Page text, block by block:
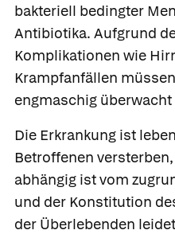
bakteriell bedingter
Antibiotika. Aufgrund
Komplikationen wie
Krampfanfällen
engmaschig überwacht
Die Erkrankung ist
Betroffenen
abhängig ist vom
und der Konstitution
der Überlebenden